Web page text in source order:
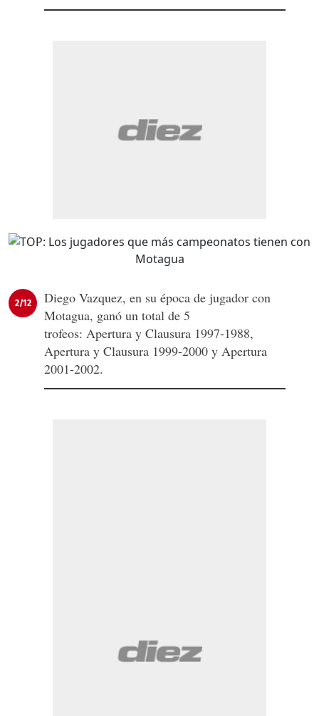
2/12
Diego Vazquez, en su época de jugador con
Motagua, ganó un total de 5
trofeos: Apertura y Clausura 1997-1988,
Apertura y Clausura 1999-2000 y Apertura
2001-2002.